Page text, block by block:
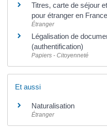
Titres, carte de séjour
pour étranger en France
Étranger
Légalisation de
(authentification)
Papiers - Citoyenneté
Et aussi
Naturalisation
Étranger